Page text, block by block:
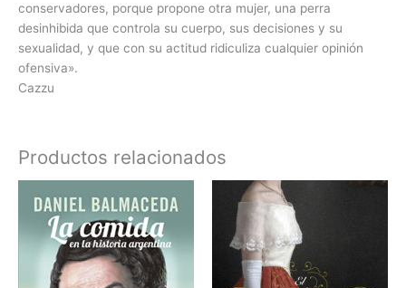
conservadores, porque propone otra mujer, una perra
desinhibida que controla su cuerpo, sus decisiones y su
sexualidad, y que con su actitud ridiculiza cualquier opinión
ofensiva».
Cazzu
Productos relacionados